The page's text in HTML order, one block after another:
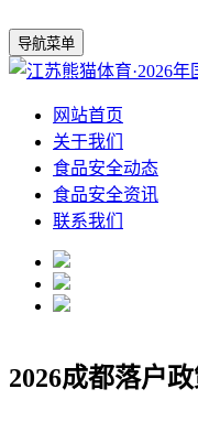
导航菜单
网站首页
关于我们
食品安全动态
食品安全资讯
联系我们
2026成都落户